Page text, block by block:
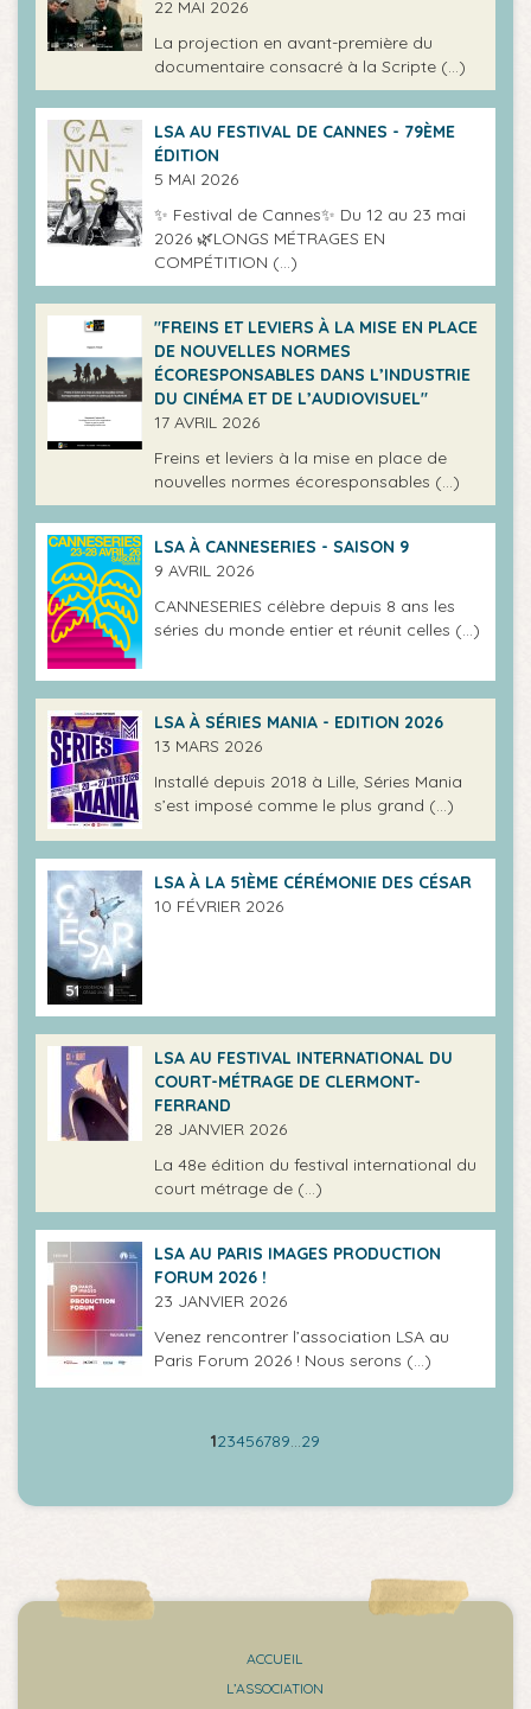
22 MAI 2026
La projection en avant-première du
documentaire consacré à la Scripte (…)
LSA AU FESTIVAL DE CANNES - 79ÈME
ÉDITION
5 MAI 2026
✨ Festival de Cannes✨ Du 12 au 23 mai
2026 🌿LONGS MÉTRAGES EN
COMPÉTITION (…)
"FREINS ET LEVIERS À LA MISE EN PLACE
DE NOUVELLES NORMES
ÉCORESPONSABLES DANS L’INDUSTRIE
DU CINÉMA ET DE L’AUDIOVISUEL"
17 AVRIL 2026
Freins et leviers à la mise en place de
nouvelles normes écoresponsables (…)
LSA À CANNESERIES - SAISON 9
9 AVRIL 2026
CANNESERIES célèbre depuis 8 ans les
séries du monde entier et réunit celles (…)
LSA À SÉRIES MANIA - EDITION 2026
13 MARS 2026
Installé depuis 2018 à Lille, Séries Mania
s’est imposé comme le plus grand (…)
LSA À LA 51ÈME CÉRÉMONIE DES CÉSAR
10 FÉVRIER 2026
LSA AU FESTIVAL INTERNATIONAL DU
COURT-MÉTRAGE DE CLERMONT-
FERRAND
28 JANVIER 2026
La 48e édition du festival international du
court métrage de (…)
LSA AU PARIS IMAGES PRODUCTION
FORUM 2026 !
23 JANVIER 2026
Venez rencontrer l’association LSA au
Paris Forum 2026 ! Nous serons (…)
123456789…29
ACCUEIL
L’ASSOCIATION